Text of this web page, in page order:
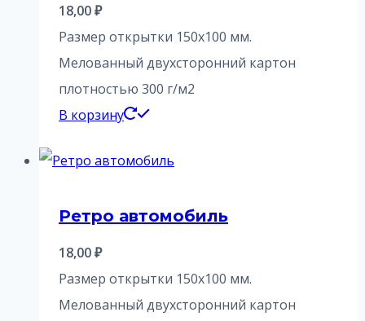
18,00₽
Размер открытки 150х100 мм.
Мелованный двухсторонний картон
плотностью 300 г/м2
В корзину
Ретро автомобиль
18,00₽
Размер открытки 150х100 мм.
Мелованный двухсторонний картон